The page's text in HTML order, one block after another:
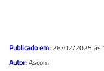
Publicado em:28/02/2025 ás
Autor:Ascom